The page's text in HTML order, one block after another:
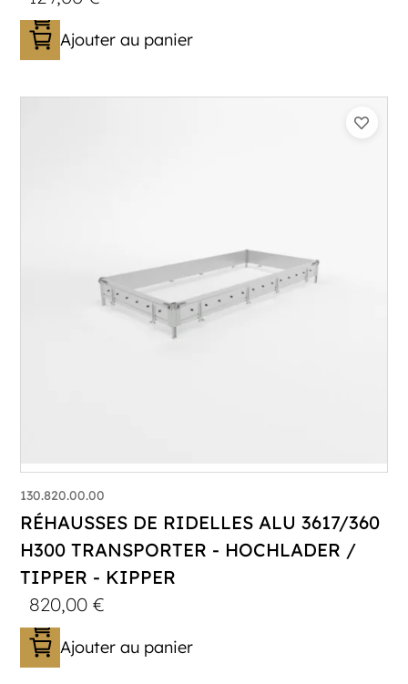
Ajouter au panier
130.820.00.00
RÉHAUSSES DE RIDELLES ALU 3617/360
H300 TRANSPORTER - HOCHLADER /
TIPPER - KIPPER
820,00€
Ajouter au panier